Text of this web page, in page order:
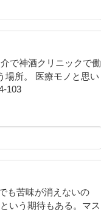
で神酒クリニックで働
場所。 医療モノと思い
103
も苦味が消えないの
いう期待もある。マス